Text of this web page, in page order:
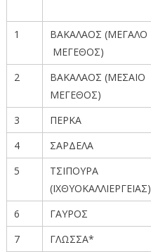
1
ΒΑΚΑΛΑΟΣ (ΜΕΓΑΛΟ
ΜΕΓΕΘΟΣ)
2
ΒΑΚΑΛΑΟΣ (ΜΕΣΑΙΟ
ΜΕΓΕΘΟΣ)
3 ΠΕΡΚΑ
4
ΣΑΡΔΕΛΑ
5
ΤΣΙΠΟΥΡΑ
(ΙΧΘΥΟΚΑΛΛΙΕΡΓΕΙΑΣ)
6 ΓΑΥΡΟΣ
7
ΓΛΩΣΣΑ*